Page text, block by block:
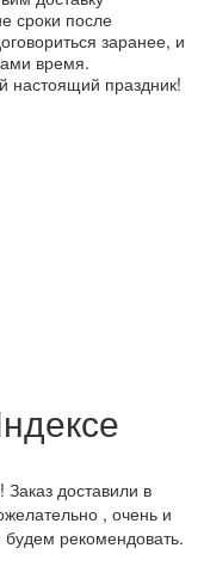
сроки после
заранее, и
время.
праздник!
ндексе
доставили в
, очень и
будем рекомендовать.